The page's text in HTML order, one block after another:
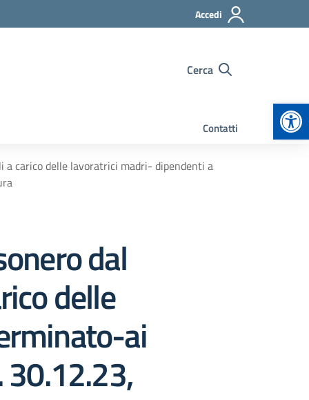
Accedi
Cerca
Contatti
a carico delle lavoratrici madri- dipendenti a
dal
delle
ai
30.12.23,